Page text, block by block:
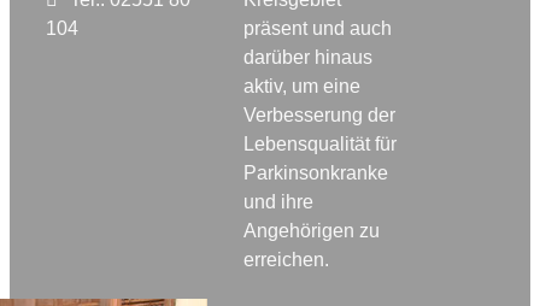
104
präsent und auch
darüber hinaus
aktiv, um eine
Verbesserung der
Lebensqualität für
Parkinsonkranke
und ihre
Angehörigen zu
erreichen.